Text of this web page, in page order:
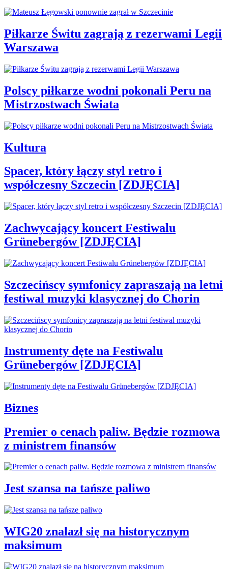
Piłkarze Świtu zagrają z rezerwami Legii
Warszawa
Polscy piłkarze wodni pokonali Peru na
Mistrzostwach Świata
Kultura
Spacer, który łączy styl retro i
współczesny Szczecin [ZDJĘCIA]
Zachwycający koncert Festiwalu
Grünebergów [ZDJĘCIA]
Szczecińscy symfonicy zapraszają na letni
festiwal muzyki klasycznej do Chorin
Instrumenty dęte na Festiwalu
Grünebergów [ZDJĘCIA]
Biznes
Premier o cenach paliw. Będzie rozmowa
z ministrem finansów
Jest szansa na tańsze paliwo
WIG20 znalazł się na historycznym
maksimum